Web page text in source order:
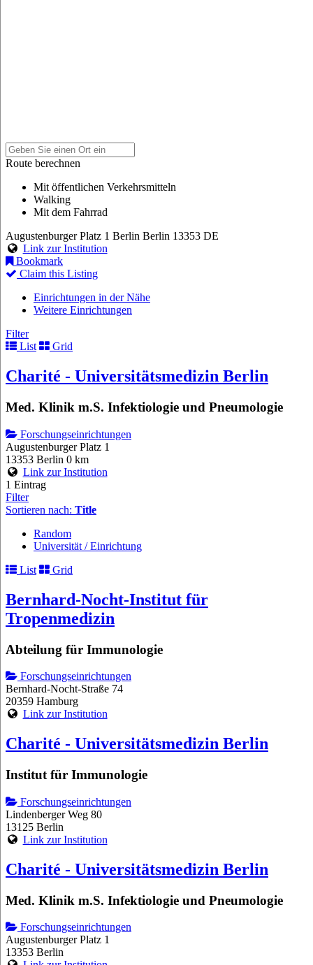
Route berechnen
Mit öffentlichen Verkehrsmitteln
Walking
Mit dem Fahrrad
Augustenburger Platz 1 Berlin Berlin 13353 DE
Link zur Institution
Bookmark
Claim this Listing
Einrichtungen in der Nähe
Weitere Einrichtungen
Filter
List
Grid
Charité - Universitätsmedizin Berlin
Med. Klinik m.S. Infektiologie und Pneumologie
Forschungseinrichtungen
Augustenburger Platz 1
13353 Berlin 0 km
Link zur Institution
1 Eintrag
Filter
Sortieren nach: Title
Random
Universität / Einrichtung
List
Grid
Bernhard-Nocht-Institut für
Tropenmedizin
Abteilung für Immunologie
Forschungseinrichtungen
Bernhard-Nocht-Straße 74
20359 Hamburg
Link zur Institution
Charité - Universitätsmedizin Berlin
Institut für Immunologie
Forschungseinrichtungen
Lindenberger Weg 80
13125 Berlin
Link zur Institution
Charité - Universitätsmedizin Berlin
Med. Klinik m.S. Infektiologie und Pneumologie
Forschungseinrichtungen
Augustenburger Platz 1
13353 Berlin